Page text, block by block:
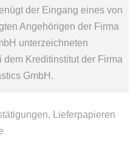
der Eingang eines von
Angehörigen der Firma
unterzeichneten
Kreditinstitut der Firma
GmbH.
Lieferpapieren